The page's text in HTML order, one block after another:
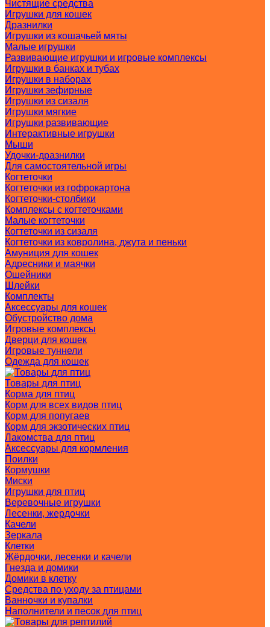
Чистящие средства
Игрушки для кошек
Дразнилки
Игрушки из кошачьей мяты
Малые игрушки
Развивающие игрушки и игровые комплексы
Игрушки в банках и тубах
Игрушки в наборах
Игрушки зефирные
Игрушки из сизаля
Игрушки мягкие
Игрушки развивающие
Интерактивные игрушки
Мыши
Удочки-дразнилки
Для самостоятельной игры
Когтеточки
Когтеточки из гофрокартона
Когтеточки-столбики
Комплексы с когтеточками
Малые когтеточки
Когтеточки из сизаля
Когтеточки из ковролина, джута и пеньки
Амуниция для кошек
Адресники и маячки
Ошейники
Шлейки
Комплекты
Аксессуары для кошек
Обустройство дома
Игровые комплексы
Дверци для кошек
Игровые туннели
Одежда для кошек
Товары для птиц
Корма для птиц
Корм для всех видов птиц
Корм для попугаев
Корм для экзотических птиц
Лакомства для птиц
Аксессуары для кормления
Поилки
Кормушки
Миски
Игрушки для птиц
Веревочные игрушки
Лесенки, жердочки
Качели
Зеркала
Клетки
Жёрдочки, лесенки и качели
Гнезда и домики
Домики в клетку
Средства по уходу за птицами
Ванночки и купалки
Наполнители и песок для птиц